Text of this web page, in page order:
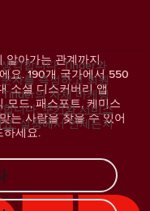
알아가는 관계까지.
요. 190개 국가에서 550
소셜 디스커버리 앱
모드, 패스포트, 케미스
는 사람을 찾을 수 있어
하세요.
각합니다. Tinder와
자를 측정하고 회원
의 자체 마케팅
니다. 쿠키와 서비스
. 설정에서 언제든지